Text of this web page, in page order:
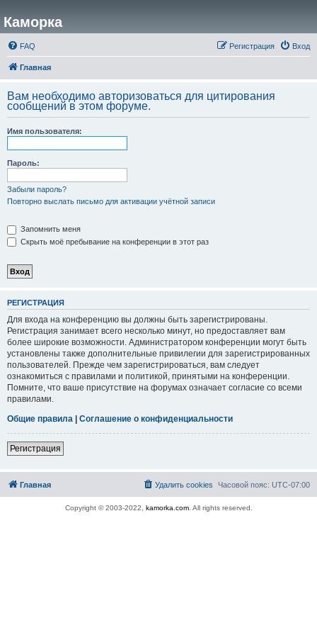
Каморка
FAQ Вход
Регистрация
Главная
Вам необходимо авторизоваться для цитирования
сообщений в этом форуме.
Имя пользователя:
Пароль:
Забыли пароль?
Повторно выслать письмо для активации учётной записи
Запомнить меня
Скрыть моё пребывание на конференции в этот раз
РЕГИСТРАЦИЯ
Для входа на конференцию вы должны быть зарегистрированы.
Регистрация занимает всего несколько минут, но предоставляет вам
более широкие возможности. Администратором конференции могут быть
установлены также дополнительные привилегии для зарегистрированных
пользователей. Прежде чем зарегистрироваться, вам следует
ознакомиться с правилами и политикой, принятыми на конференции.
Помните, что ваше присутствие на форумах означает согласие со всеми
правилами.
Общие правила | Соглашение о конфиденциальности
Регистрация
Главная Часовой пояс: UTC-07:00
Удалить cookies
Copyright © 2003-2022, kamorka.com. All rights reserved.